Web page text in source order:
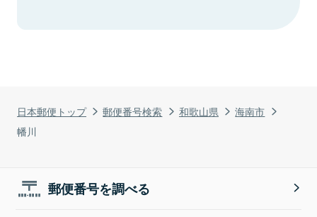
日本郵便トップ 郵便番号検索 和歌山県
海南市
幡川
郵便番号を調べる